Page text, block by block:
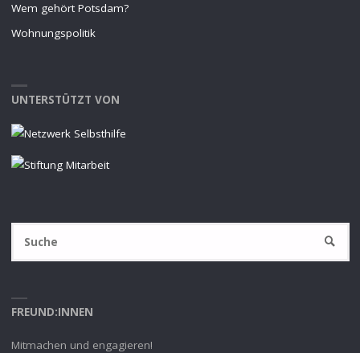
Wem gehört Potsdam?
Wohnungspolitik
UNTERSTÜTZT VON
SUCHE
FREUND:INNEN
Mitmachen und engagieren!